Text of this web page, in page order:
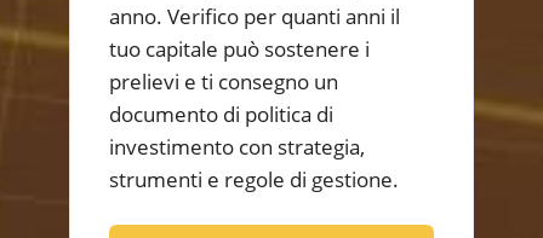
anno. Verifico per quanti anni il
tuo capitale può sostenere i
prelievi e ti consegno un
documento di politica di
investimento con strategia,
strumenti e regole di gestione.